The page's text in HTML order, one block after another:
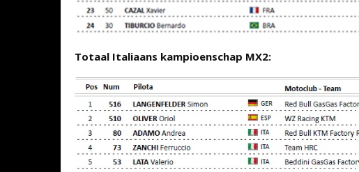
Totaal Italiaans kampioenschap MX2: